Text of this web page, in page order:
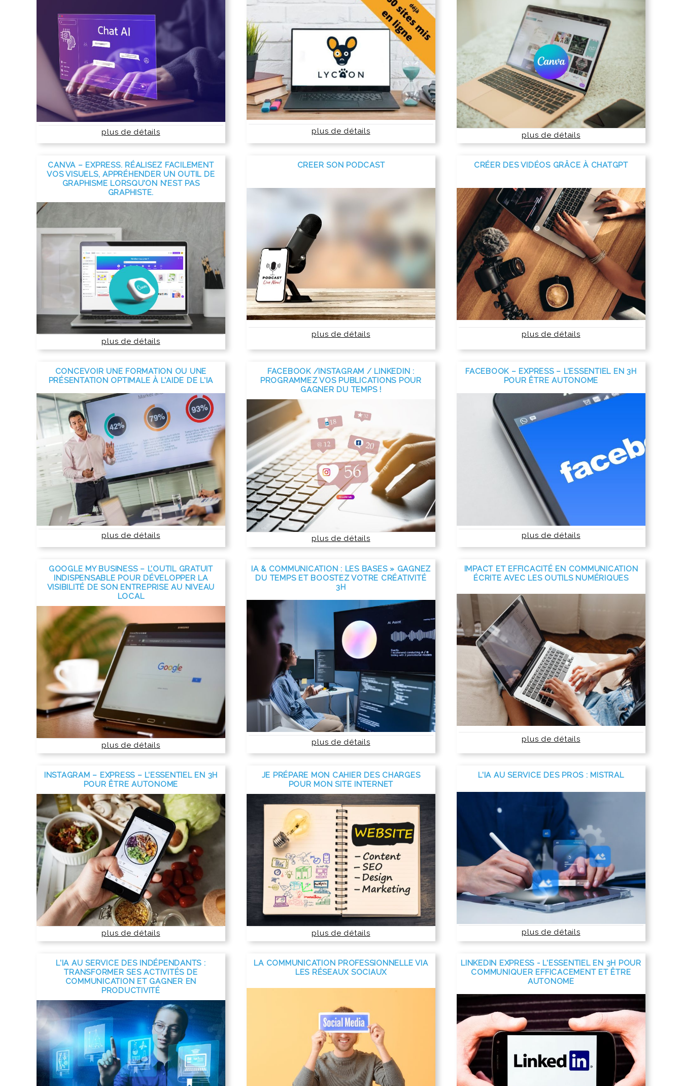
plus de détails plus de détails plus de détails
CANVA – EXPRESS. RÉALISEZ FACILEMENT
VOS VISUELS, APPRÉHENDER UN OUTIL DE
GRAPHISME LORSQU’ON N’EST PAS
GRAPHISTE.
plus de détails
CREER SON PODCAST
plus de détails
CRÉER DES VIDÉOS GRÂCE À CHATGPT
plus de détails
CONCEVOIR UNE FORMATION OU UNE
PRÉSENTATION OPTIMALE À L'AIDE DE L'IA
plus de détails
FACEBOOK /INSTAGRAM / LINKEDIN :
PROGRAMMEZ VOS PUBLICATIONS POUR
GAGNER DU TEMPS !
plus de détails
FACEBOOK – EXPRESS – L’ESSENTIEL EN 3H
POUR ÊTRE AUTONOME
plus de détails
GOOGLE MY BUSINESS – L’OUTIL GRATUIT
INDISPENSABLE POUR DÉVELOPPER LA
VISIBILITÉ DE SON ENTREPRISE AU NIVEAU
LOCAL
plus de détails
IA & COMMUNICATION : LES BASES » GAGNEZ
DU TEMPS ET BOOSTEZ VOTRE CRÉATIVITÉ
3H
plus de détails
IMPACT ET EFFICACITÉ EN COMMUNICATION
ÉCRITE AVEC LES OUTILS NUMÉRIQUES
plus de détails
INSTAGRAM – EXPRESS – L’ESSENTIEL EN 3H
POUR ÊTRE AUTONOME
plus de détails
JE PRÉPARE MON CAHIER DES CHARGES
POUR MON SITE INTERNET
plus de détails
L'IA AU SERVICE DES PROS : MISTRAL
plus de détails
L'IA AU SERVICE DES INDÉPENDANTS :
TRANSFORMER SES ACTIVITÉS DE
COMMUNICATION ET GAGNER EN
PRODUCTIVITÉ
LA COMMUNICATION PROFESSIONNELLE VIA
LES RÉSEAUX SOCIAUX
LINKEDIN EXPRESS - L'ESSENTIEL EN 3H POUR
COMMUNIQUER EFFICACEMENT ET ÊTRE
AUTONOME